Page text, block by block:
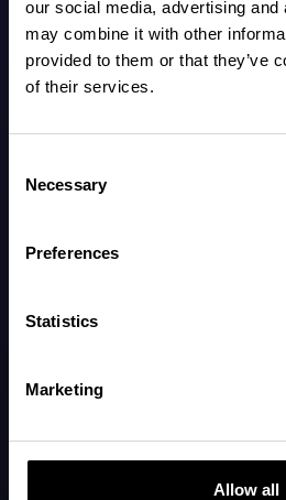
our social media, advertising
may combine it with other
provided to them or that they’ve
of their services.
Selection
Necessary
Preferences
Statistics
Marketing
Allow all
Vær den første til at høre om